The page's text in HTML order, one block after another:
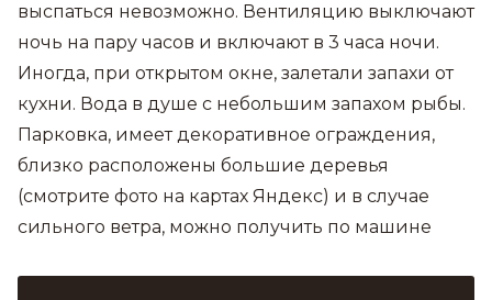
выспаться невозможно. Вентиляцию выключают
ночь на пару часов и включают в 3 часа ночи.
Иногда, при открытом окне, залетали запахи от
кухни. Вода в душе с небольшим запахом рыбы.
Парковка, имеет декоративное ограждения,
близко расположены большие деревья
(смотрите фото на картах Яндекс) и в случае
сильного ветра, можно получить по машине